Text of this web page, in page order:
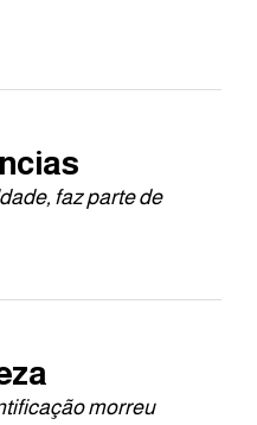
faz parte de
morreu